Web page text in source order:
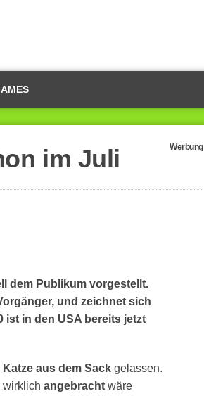
im Juli Werbung
dem Publikum vorgestellt.
und zeichnet sich
ist in den USA bereits jetzt
Katze aus dem Sackgelassen.
wirklich angebrachtwäre